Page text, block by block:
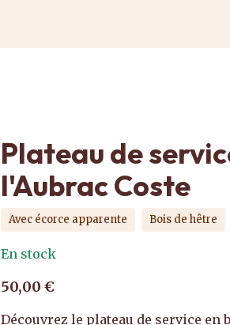
Plateau de
l'Aubrac Coste
Avec écorce apparente Bois de hêtre
En stock
50,00 €
Découvrez le plateau de service